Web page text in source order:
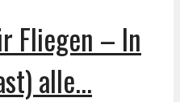
Fliegen – In
alle...